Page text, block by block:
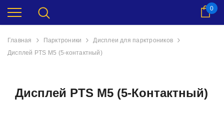
0
Главная Парктроники
Дисплеи для парктроников
Дисплей PTS M5 (5-контактный)
Дисплей PTS M5 (5-Контактный)